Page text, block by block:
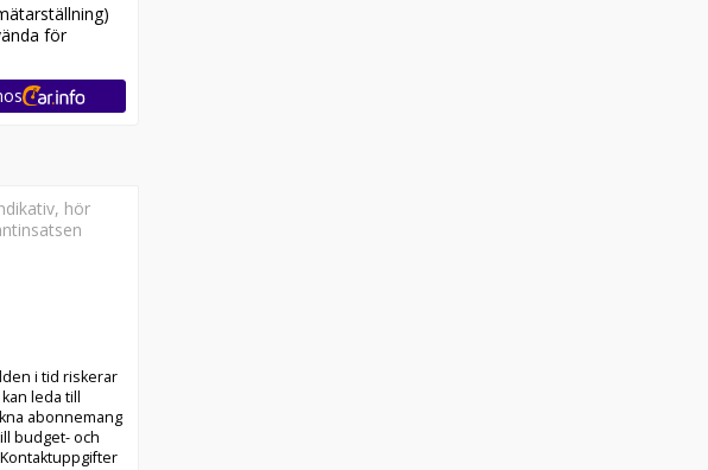
för
hör
i tid riskerar
leda till
abonnemang
budget- och